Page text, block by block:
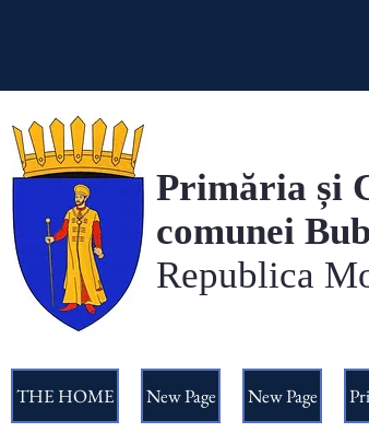
Primăria și
comunei
Republica
THE HOME New Page New Page